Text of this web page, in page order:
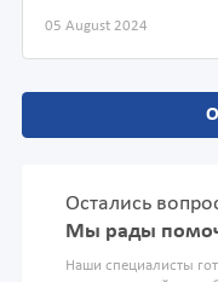
05 August 2024
Остались
Мы рады
Наши специалисты